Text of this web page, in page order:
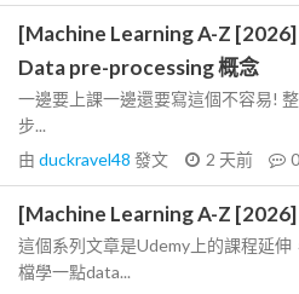
[Machine Learning A-Z [2026]
Data pre-processing 概念
一邊要上課一邊還要寫這個不容易!
步...
由 duckravel48 發文 2 天前 0
[Machine Learning A-Z [2026]
這個系列文章是Udemy上的課程延
檔學一點data...